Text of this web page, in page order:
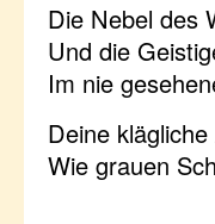
Die Nebel des
Und die
Im nie
Deine
Wie grauen